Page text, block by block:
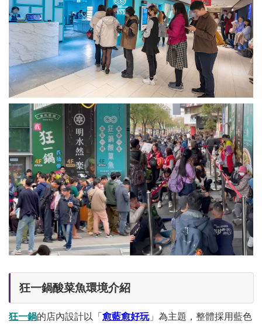
狂一鍋酸菜魚環境介紹
狂一鍋的店內設計以「 愈藍愈好玩」為主題，整體採用藍色